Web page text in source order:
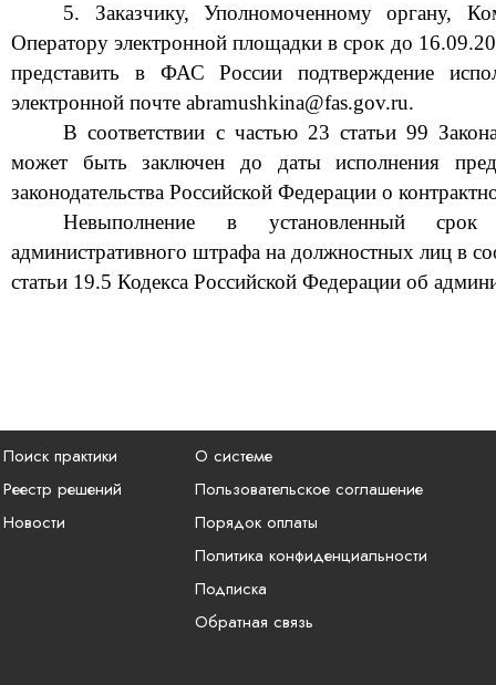
5. Заказчику, Уполномоченному органу,
Оператору электронной площадки в срок до 16.09
представить в ФАС России подтверждение
электронной почте abramushkina@fas.gov.ru.
В соответствии с частью 23 статьи 99
может быть заключен до даты исполнения
законодательства Российской Федерации о
Невыполнение в установленный срок
административного штрафа на должностных лиц в
статьи 19.5 Кодекса Российской Федерации об
Поиск практики
Реестр решений
Новости
О системе
Пользовательское соглашение
Порядок оплаты
Политика конфиденциальности
Подписка
Обратная связь